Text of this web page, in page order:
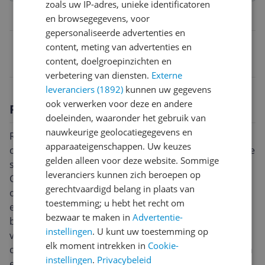
Belangrijkste kenmerken
8059342407703
Productomschrijving
RIGEL is een waterdichte wandelschoen met
contrastkleurige details voor een sportieve, opvallende
stijl.De structuur en samenstelling van de CMP FullOn
GRIP zool maakt deze laars geschikt voor alle
ondergronden, nat of droog.Het speciale
enkelondersteuningssysteem, de Kevlar-
beschermplaat, de EVA-tussenzool en de TPU-voering
van de hielzitting in de laars zorgen voor maximaal
comfort en ondersteuning.Verkrijgbaar in MID lederen
zoals uw IP-adres, unieke identificatoren
en browsegegevens, voor
gepersonaliseerde advertenties en
content, meting van advertenties en
content, doelgroepinzichten en
verbetering van diensten. Externe
leveranciers (1892) kunnen uw gegevens
ook verwerken voor deze en andere
doeleinden, waaronder het gebruik van
nauwkeurige geolocatiegegevens en
apparaateigenschappen. Uw keuzes
gelden alleen voor deze website. Sommige
leveranciers kunnen zich beroepen op
gerechtvaardigd belang in plaats van
toestemming; u hebt het recht om
bezwaar te maken inAdvertentie-
instellingen. U kunt uw toestemming op
elk moment intrekken in Cookie-
instellingen. Privacybeleid